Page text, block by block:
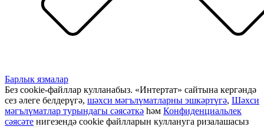
Барлык язмалар
Без cookie-файллар кулланабыз. «Интертат» сайтына кергәндә
сез әлеге белдерүгә, шәхси мәгълүматларны эшкәртүгә, Шәхси
мәгълүматлар турындагы сәясәткә һәм Конфиденциальлек
сәясәте нигезендә cookie файлларын куллануга ризалашасыз